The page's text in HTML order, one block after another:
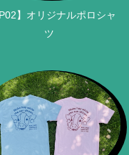
】オリジナルポロシャ
ツ